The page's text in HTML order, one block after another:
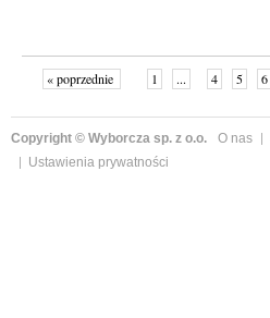
« poprzednie 1 ... 4 5 6
Copyright © Wyborcza sp. z o.o. O nas
Ustawienia prywatności